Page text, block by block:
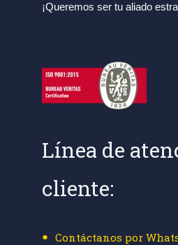
¡Queremos ser tu aliado
Línea de
cliente:
Contáctanos por